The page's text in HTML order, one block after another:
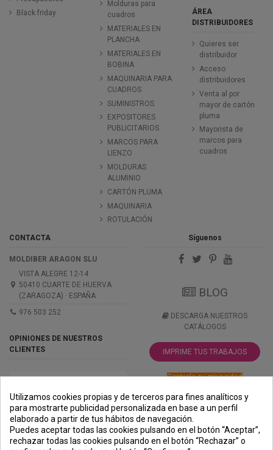
Black friday
Molduras para
cuadros
MATERIALES EN
PLANCHA
MATERIALES EN
BOBINA
MAQUINARIA PARA
CUADROS
SUMINISTROS
EXPOSITORES
PUBLICITARIOS
MARCOS PARA
LIENZO
MOLDURAS
ALUMINIO
CARTÓN PLUMA
MAQUINARIA
ROTULACIÓN
ÁREA
DISTRIBUIDORES
Quieres ser
distribuidor
Acceso
distribuidores
Venta al por
mayor de cartón
pluma
Mayorista de
marcos para
cuadros
CONTACTA
MOLDIBER ARAGON SLU
VISTA ALEGRE 12-14
50410 CUARTE DE HUERVA
(ZARAGOZA) · ESPAÑA
976 503 252
OPINIONES DE NUESTROS
CLIENTES
Síguenos
BLOG
DESCARGA NUESTROS
CATÁLOGOS
IMPRIME TUS TRABAJOS
Controle su privacidad
PREMIOS
METODOS
DE PAGO
ENVÍO
COMERCIO
SEGURO
Utilizamos cookies propias y de terceros para fines analíticos y
para mostrarte publicidad personalizada en base a un perfil
elaborado a partir de tus hábitos de navegación.
Puedes aceptar todas las cookies pulsando en el botón “Aceptar”,
rechazar todas las cookies pulsando en el botón “Rechazar” o